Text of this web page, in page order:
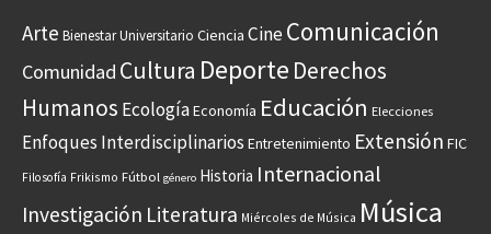
Arte Bienestar Universitario Ciencia CineComunicación
Comunidad Cultura Deporte Derechos
Humanos EcologíaEconomía Educación Elecciones
Enfoques Interdisciplinarios Entretenimiento Extensión FIC
Filosofía Frikismo Fútbol género Historia Internacional
Investigación Literatura Miércoles de Música Música